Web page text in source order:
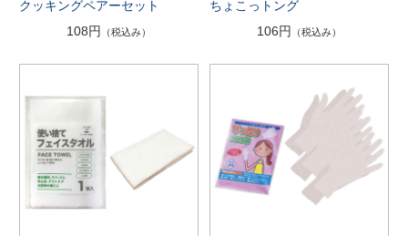
クッキングペアーセット
108円
（税込み）
ちょこっトング
106円
（税込み）